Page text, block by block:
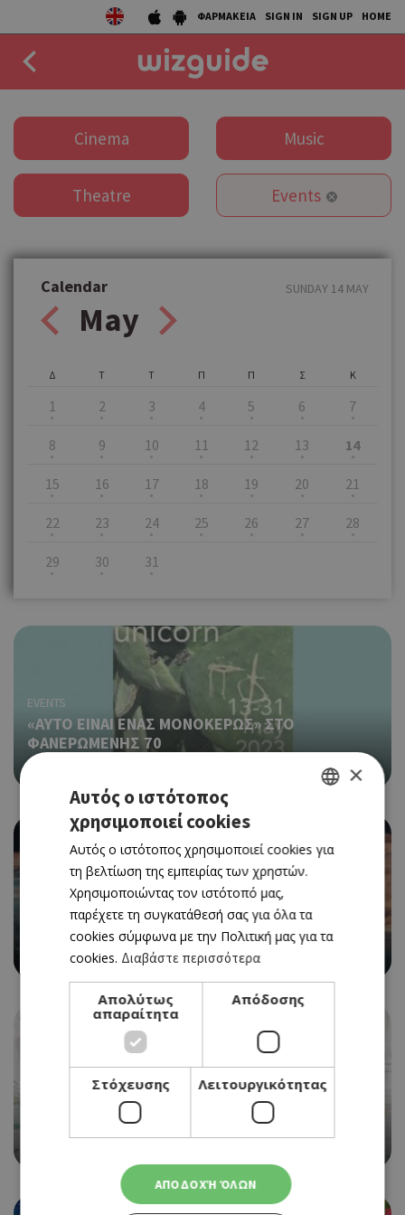
ΦΑΡΜΑΚΕΙΑ SIGN IN SIGN UP HOME
DRINK
COLLECTIONS
STORIES
Cinema Music
Theatre Events
Calendar
May
SUNDAY 14 MAY
Δ
1
Τ
2
Τ
3
Π
4
Π
5
Σ
6
Κ
7
8 9 10 11 12 13 14
15 16 17 18 19 20 21
22 23 24 25 26 27 28
29 30 31
EVENTS
«ΑΥΤΟ ΕΙΝΑΙ ΕΝΑΣ ΜΟΝΟΚΕΡΩΣ» ΣΤΟ
ΦΑΝΕΡΩΜΕΝΗΣ 70
13/05/2023 - 31/05/2023
8Ο BIKE FESTIVAL ΣΤΗΝ ΚΡΑΤΙΚΗ ΕΚΘΕΣΗ
ΚΥΠΡΟΥ
13/05/2023 - 14/05/2023
ΕΙΚΑΣΤΙΚΗ ΕΚΘΕΣΗ ΑΝΝΑΣ ΑΛΕΞΑΝΔΡΟΥ ΣΤΗΝ
ΑΙΓΑΙΑ ART GALLERY
ENGLISH
×
Αυτός ο ιστότοπος
χρησιμοποιεί cookies
Αυτός ο ιστότοπος χρησιμοποιεί cookies για
τη βελτίωση της εμπειρίας των χρηστών.
Χρησιμοποιώντας τον ιστότοπό μας,
παρέχετε τη συγκατάθεσή σας για όλα τα
cookies σύμφωνα με την Πολιτική μας για τα
cookies. Διαβάστε περισσότερα
Απολύτως
απαραίτητα
Απόδοσης
Στόχευσης Λειτουργικότητας
ΑΠΟΔΟΧΉ ΌΛΩΝ